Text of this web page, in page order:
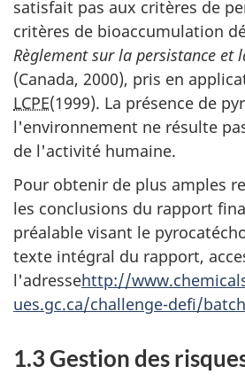
satisfait pas aux critères de
critères de bioaccumulation
Règlement sur la persistance et
(Canada, 2000), pris en
LCPE(1999). La présence de
l'environnement ne résulte
de l'activité humaine.
Pour obtenir de plus amples
les conclusions du rapport
préalable visant le
texte intégral du rapport,
l'adressehttp://
ues.gc.ca/challenge-defi/
1.3 Gestion des